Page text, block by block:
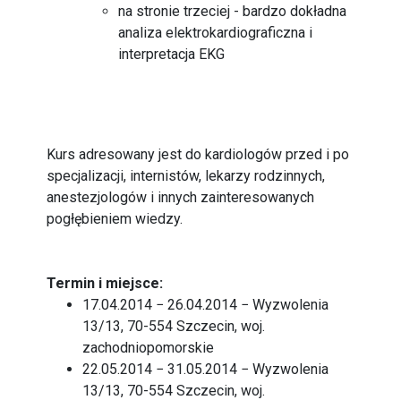
na stronie trzeciej - bardzo dokładna
analiza elektrokardiograficzna i
interpretacja EKG
Kurs adresowany jest do kardiologów przed i po
specjalizacji, internistów, lekarzy rodzinnych,
anestezjologów i innych zainteresowanych
pogłębieniem wiedzy.
Termin i miejsce:
17.04.2014 − 26.04.2014 − Wyzwolenia
13/13, 70-554 Szczecin, woj.
zachodniopomorskie
22.05.2014 − 31.05.2014 − Wyzwolenia
13/13, 70-554 Szczecin, woj.